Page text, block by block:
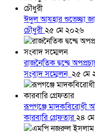
ঈদুল আযহার শুভেচ্ছা
চৌধুরী২৫ মে ২০২৬
রাজনৈতিক দ্বন্দ্বে
সংবাদ সম্মেলন ‎ ২৫ মে
রূপগঞ্জে মাদকবিরোধী
কারবারি গ্রেফতার২৪